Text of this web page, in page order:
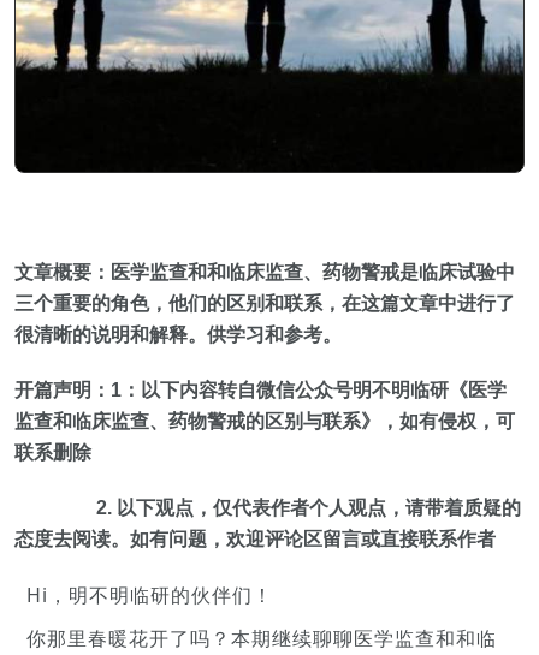
文章概要： 医学监查和和临床监查、药物警戒是临床试验中
三个重要的角色，他们的区别和联系，在这篇文章中进行了
很清晰的说明和解释。供学习和参考。
开篇声明：1 ： 以下内容转自微信公众号明不明临研《医学
监查和临床监查、药物警戒的区别与联系》，如有侵权，可
联系删除
2. 以下观点，仅代表作者个人观点，请带着质疑的
态度去阅读。 如有问题，欢迎评论区留言或直接联系作者
Hi，明不明临研的伙伴们！
你那里春暖花开了吗？本期继续聊聊医学监查和和临